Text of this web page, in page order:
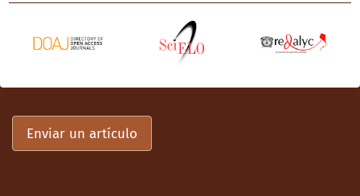
Enviar un artículo